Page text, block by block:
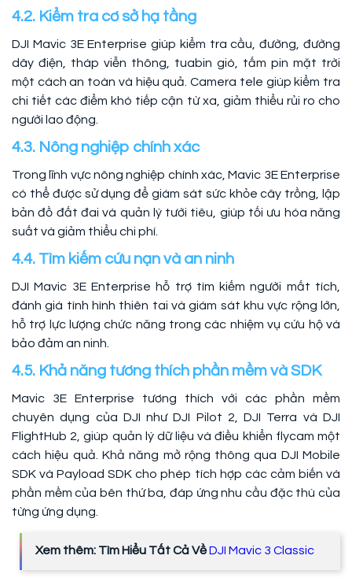
4.2. Kiểm tra cơ sở hạ tầng
DJI Mavic 3E Enterprise giúp kiểm tra cầu, đường, đường
dây điện, tháp viễn thông, tuabin gió, tấm pin mặt trời
một cách an toàn và hiệu quả. Camera tele giúp kiểm tra
chi tiết các điểm khó tiếp cận từ xa, giảm thiểu rủi ro cho
người lao động.
4.3. Nông nghiệp chính xác
Trong lĩnh vực nông nghiệp chính xác, Mavic 3E Enterprise
có thể được sử dụng để giám sát sức khỏe cây trồng, lập
bản đồ đất đai và quản lý tưới tiêu, giúp tối ưu hóa năng
suất và giảm thiểu chi phí.
4.4. Tìm kiếm cứu nạn và an ninh
DJI Mavic 3E Enterprise hỗ trợ tìm kiếm người mất tích,
đánh giá tình hình thiên tai và giám sát khu vực rộng lớn,
hỗ trợ lực lượng chức năng trong các nhiệm vụ cứu hộ và
bảo đảm an ninh.
4.5. Khả năng tương thích phần mềm và SDK
Mavic 3E Enterprise tương thích với các phần mềm
chuyên dụng của DJI như DJI Pilot 2, DJI Terra và DJI
FlightHub 2, giúp quản lý dữ liệu và điều khiển flycam một
cách hiệu quả. Khả năng mở rộng thông qua DJI Mobile
SDK và Payload SDK cho phép tích hợp các cảm biến và
phần mềm của bên thứ ba, đáp ứng nhu cầu đặc thù của
từng ứng dụng.
Xem thêm: Tìm Hiểu Tất Cả VềDJI Mavic 3 Classic